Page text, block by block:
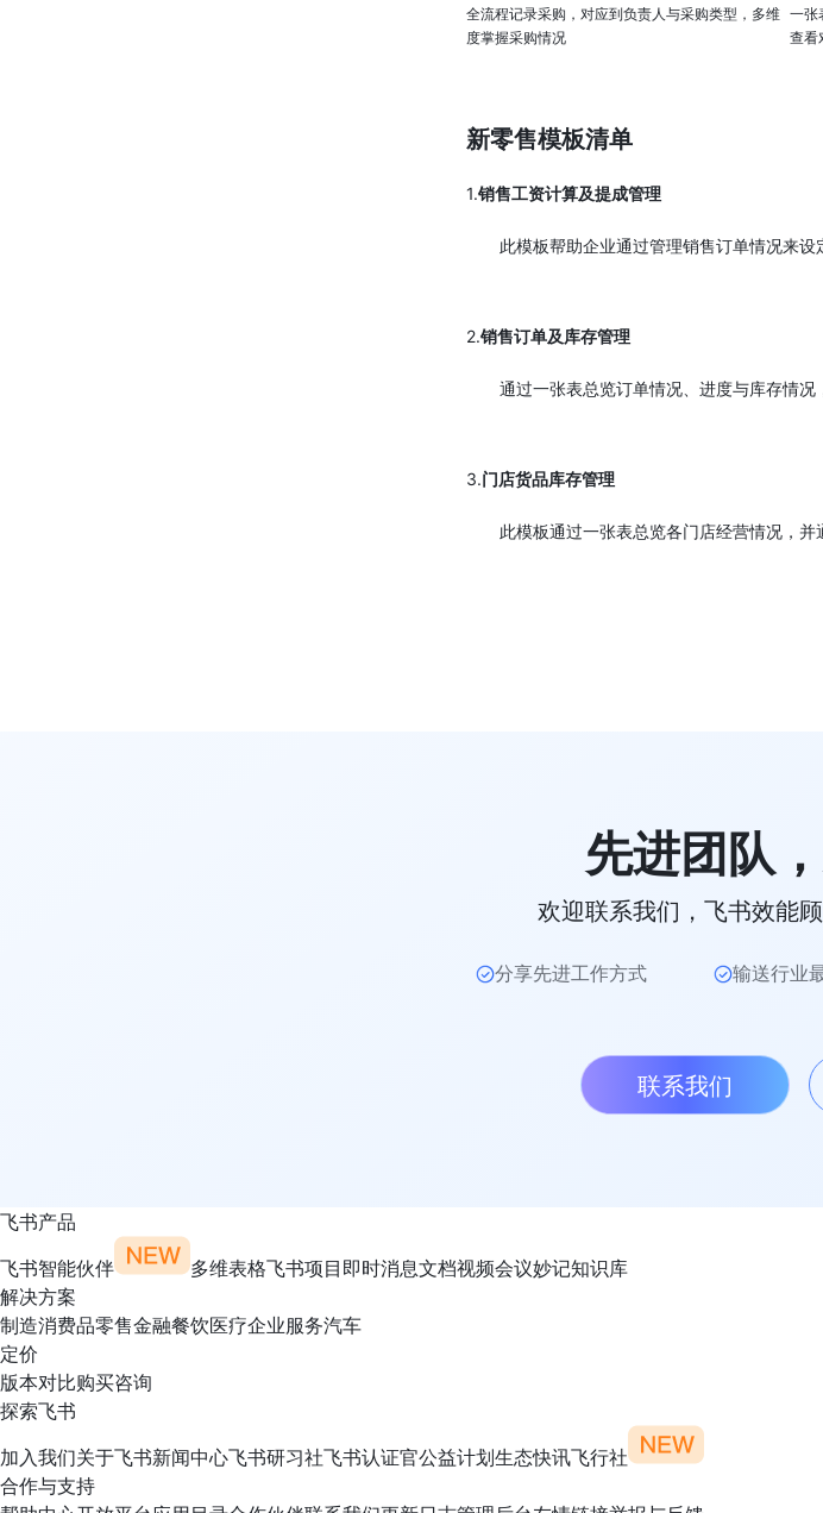
全流程记录采购，对应到负责人与采购类型，多维
度掌握采购情况
一张
查看
新零售模板清单
1.销售工资计算及提成管理
此模板帮助企业通过管理销售订单情况来
2.销售订单及库存管理
通过一张表总览订单情况、进度与库存情况
3.门店货品库存管理
此模板通过一张表总览各门店经营情况，
先进团队
欢迎联系我们，飞书效能
分享先进工作方式 输送行业
联系我们
飞书产品
飞书智能伙伴
多维表格飞书项目即时消息文档视频会议妙记知识库
解决方案
制造消费品零售金融餐饮医疗企业服务汽车
定价
版本对比购买咨询
探索飞书
加入我们关于飞书新闻中心飞书研习社飞书认证官公益计划生态快讯飞行社
合作与支持